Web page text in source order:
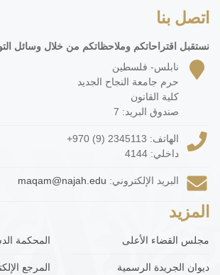
اتصل بنا
نستقبل اقتراحاتكم وملاحظاتكم من خلال وسائل
نابلس- فلسطين
حرم جامعة النجاح الجديد
كلية القانون
صندوق البريد: 7
الهاتف: +970 (9) 2345113
داخلي: 4144
البريد الإلكتروني: maqam@najah.edu
المزيد
مجلس القضاء الأعلى المحكمة
ديوان الجريدة الرسمية
المرجع